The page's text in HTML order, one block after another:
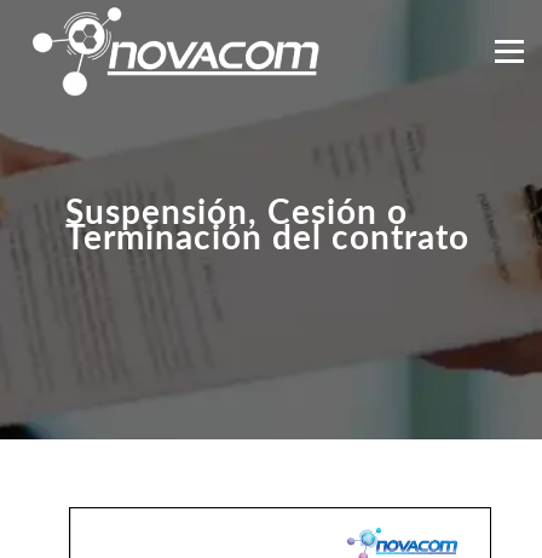
Menú
SUSPENSIÓN, CESIÓN O
TERMINACIÓN DEL
Suspensión, Cesión o
Terminación del contrato